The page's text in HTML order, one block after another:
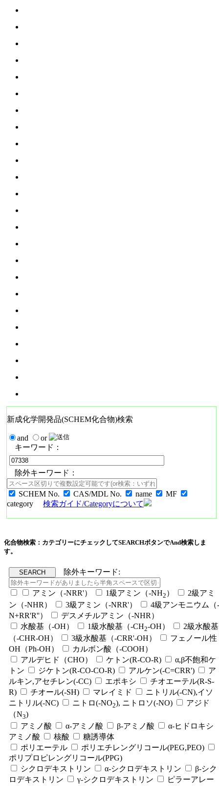
新成化学開発品(SCHEM化合物)検索
and
or
キーワード：
除外キーワード：
SCHEM No. CAS/MDL No. name
MF
category
検索ガイド/Categoryについて
化合物検索：カテゴリーにチェックしてSEARCHボタンでAnd検索しま
す。
除外キーワード:
アミン（-NRR'） 1級アミン（-NH2 ）
2級アミ
ン（-NHR）
3級アミン（-NRR'）
4級アンモニウム（-
N+RR'R''）
デスメチルアミン（-NHR）
水酸基（-OH）
1級水酸基（-CH2-OH）
2級水酸基
（-CHR-OH）
3級水酸基（-CRR'-OH）
フェノール性
OH（Ph-OH）
カルボン酸（-COOH）
アルデヒド（CHO）
ケトン(R-CO-R)
α,β不飽和ケ
トン
ジケトン(R-CO-CO-R) アルケン(-C=CRR')
ア
ルキン,アセチレン(-CC)
エポキシ
チオエーテル(R-S-
R)
チオール(-SH) マレイミド
ニトリル(-CN),イソ
ニトリル(-NC)
ニトロ(-NO2), ニトロソ(-NO)
アジド
（N3)
アミノ酸
α-アミノ酸 β-アミノ酸
α-ヒドロキシ
アミノ酸
核酸
糖誘導体
ポリエーテル
ポリエチレングリコール(PEG,PEO)
ポリプロピレングリコール(PPG)
シクロデキストリン
α-シクロデキストリン
β-シク
ロデキストリン
γ-シクロデキストリン ピラーアレー